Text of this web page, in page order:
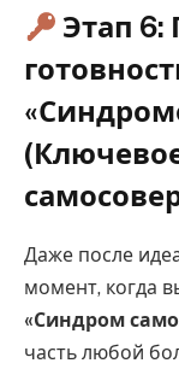
Этап 6:
Даже после
момент, когда
«Синдром
часть любой